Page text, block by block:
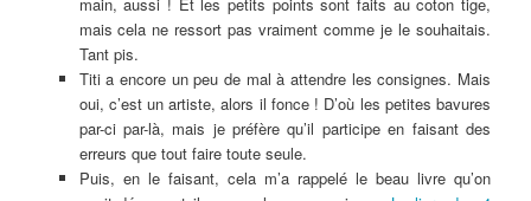
main, aussi ! Et les petits points sont faits au coton tige,
mais cela ne ressort pas vraiment comme je le souhaitais.
Tant pis.
Titi a encore un peu de mal à attendre les consignes. Mais
oui, c’est un artiste, alors il fonce ! D’où les petites bavures
par-ci par-là, mais je préfère qu’il participe en faisant des
erreurs que tout faire toute seule.
Puis, en le faisant, cela m’a rappelé le beau livre qu’on